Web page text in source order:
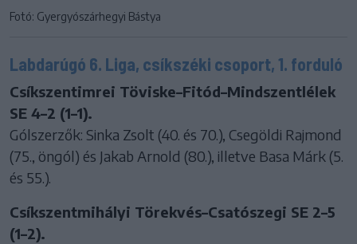
Fotó: Gyergyószárhegyi Bástya
Labdarúgó 6. Liga, csíkszéki csoport, 1. forduló
Csíkszentimrei Töviske–Fitód–Mindszentlélek
SE 4–2 (1–1).
Gólszerzők: Sinka Zsolt (40. és 70.), Csegöldi Rajmond
(75., öngól) és Jakab Arnold (80.), illetve Basa Márk (5.
és 55.).
Csíkszentmihályi Törekvés–Csatószegi SE 2–5
(1–2).